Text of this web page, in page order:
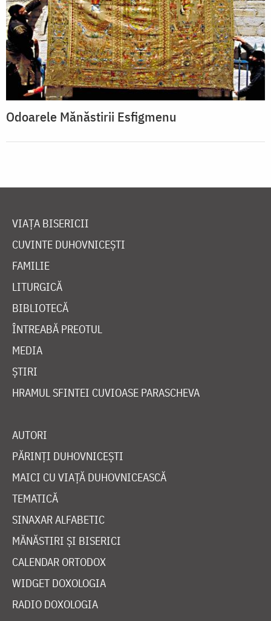
Odoarele Mănăstirii Esfigmenu
VIAȚA BISERICII
CUVINTE DUHOVNICEȘTI
FAMILIE
LITURGICĂ
BIBLIOTECĂ
ÎNTREABĂ PREOTUL
MEDIA
ȘTIRI
HRAMUL SFINTEI CUVIOASE PARASCHEVA
AUTORI
PĂRINȚI DUHOVNICEȘTI
MAICI CU VIAȚĂ DUHOVNICEASCĂ
TEMATICĂ
SINAXAR ALFABETIC
MĂNĂSTIRI ȘI BISERICI
CALENDAR ORTODOX
WIDGET DOXOLOGIA
RADIO DOXOLOGIA